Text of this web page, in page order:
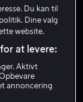
48 min
11 år
Du kan til
Dine valg
website.
at levere:
Aktivt
annoncering